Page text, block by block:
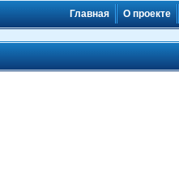
Главная О проекте